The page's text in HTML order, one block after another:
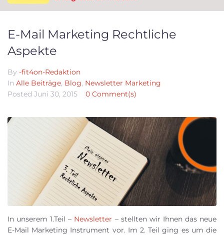
E-Mail Marketing Rechtliche
Aspekte
By -fit4on-Redaktion
In Alle Beiträge, Blog, Newsletter Marketing
Posted Juni 30, 2015 0 Comment(s)
In unserem 1.Teil – Newsletter – stellten wir Ihnen das neue
E-Mail Marketing Instrument vor. Im 2. Teil ging es um die